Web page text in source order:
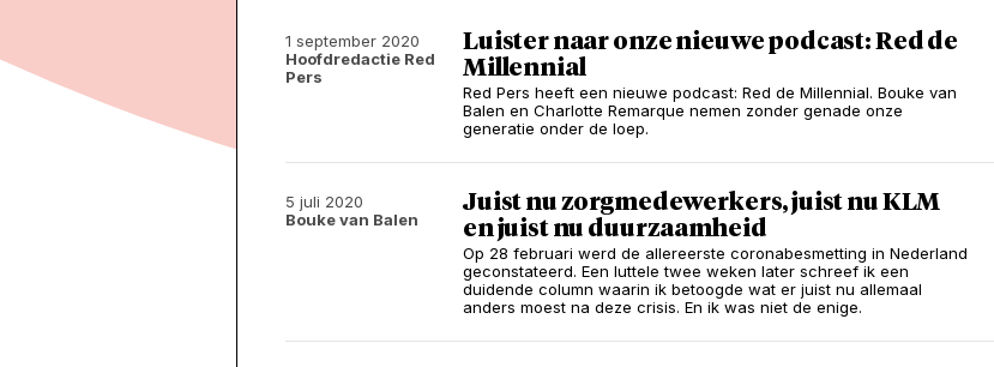
1 september 2020
Hoofdredactie Red
Pers
Luister naar onze nieuwe podcast: Red de
Millennial
Red Pers heeft een nieuwe podcast: Red de Millennial. Bouke van
Balen en Charlotte Remarque nemen zonder genade onze
generatie onder de loep.
5 juli 2020
Bouke van Balen
Juist nu zorgmedewerkers, juist nu KLM
en juist nu duurzaamheid
Op 28 februari werd de allereerste coronabesmetting in Nederland
geconstateerd. Een luttele twee weken later schreef ik een
duidende column waarin ik betoogde wat er juist nu allemaal
anders moest na deze crisis. En ik was niet de enige.